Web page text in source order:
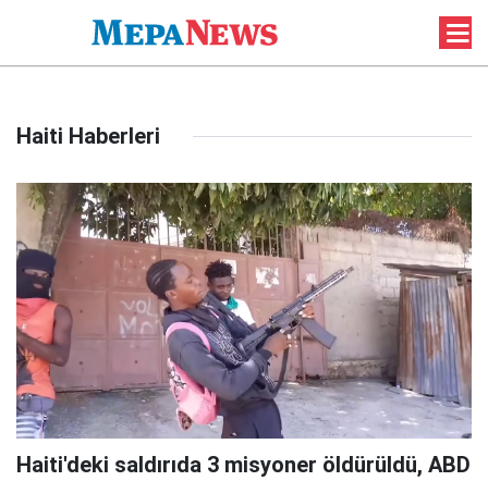
Haiti Haberleri
Haiti'deki saldırıda 3 misyoner öldürüldü, ABD